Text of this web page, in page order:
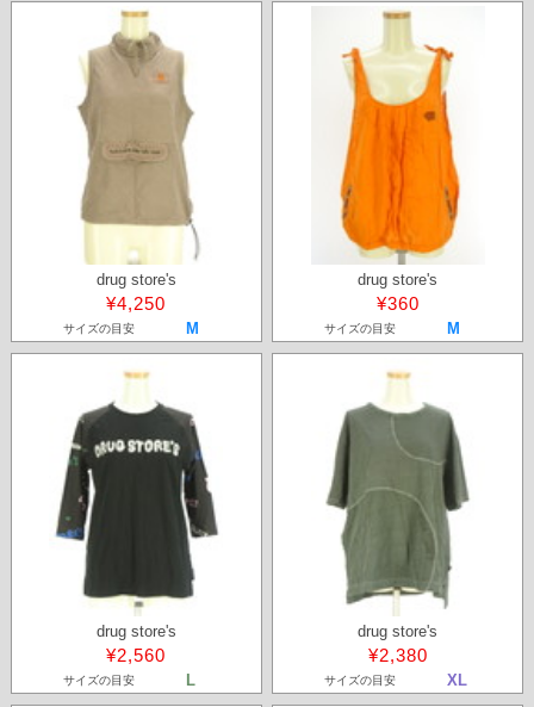
drug store's
¥4,250
サイズの目安 M
drug store's
¥360
サイズの目安 M
drug store's
¥2,560
サイズの目安 L
drug store's
¥2,380
サイズの目安 XL